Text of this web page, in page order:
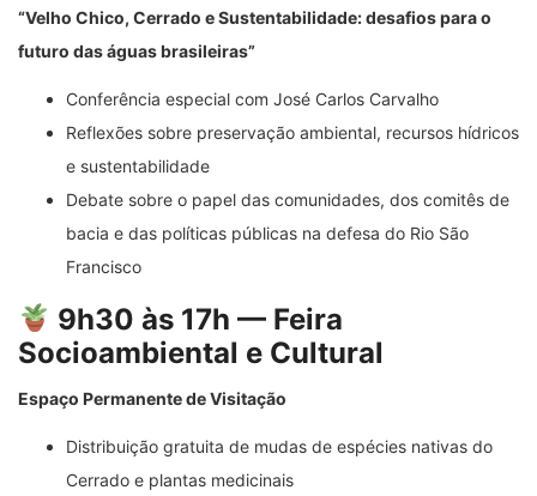
“Velho Chico, Cerrado e Sustentabilidade: desafios para o
futuro das águas brasileiras”
Conferência especial com José Carlos Carvalho
Reflexões sobre preservação ambiental, recursos hídricos
e sustentabilidade
Debate sobre o papel das comunidades, dos comitês de
bacia e das políticas públicas na defesa do Rio São
Francisco
9h30 às 17h — Feira
Socioambiental e Cultural
Espaço Permanente de Visitação
Distribuição gratuita de mudas de espécies nativas do
Cerrado e plantas medicinais